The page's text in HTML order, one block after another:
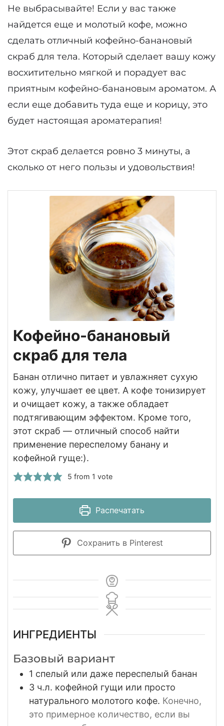
Не выбрасывайте! Если у вас также
найдется еще и молотый кофе, можно
сделать отличный кофейно-банановый
скраб для тела. Который сделает вашу кожу
восхитительно мягкой и порадует вас
приятным кофейно-банановым ароматом. А
если еще добавить туда еще и корицу, это
будет настоящая ароматерапия!
Этот скраб делается ровно 3 минуты, а
сколько от него пользы и удовольствия!
Кофейно-банановый
скраб для тела
Банан отлично питает и увлажняет сухую
кожу, улучшает ее цвет. А кофе тонизирует
и очищает кожу, а также обладает
подтягивающим эффектом. Кроме того,
этот скраб — отличный способ найти
применение переспелому банану и
кофейной гуще:).
5 from 1 vote
Распечатать
Сохранить в Pinterest
ИНГРЕДИЕНТЫ
Базовый вариант
1 спелый или даже переспелый банан
3 ч.л. кофейной гущи или просто
натурального молотого кофе. Конечно,
это примерное количество, если вы